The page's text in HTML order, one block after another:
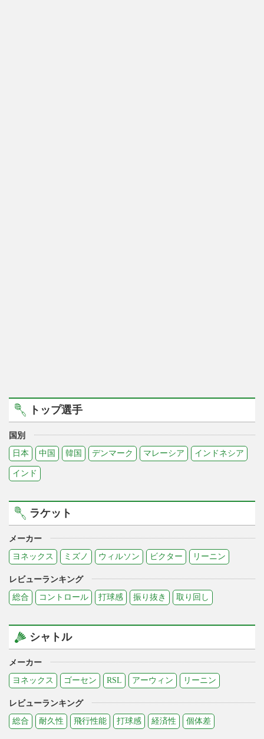
トップ選手
国別
日本
中国 韓国 デンマーク マレーシア インドネシア
インド
ラケット
メーカー
ヨネックス
ミズノ ウィルソン ビクター リーニン
レビューランキング
総合
コントロール 打球感 振り抜き 取り回し
シャトル
メーカー
ヨネックス
ゴーセン RSL アーウィン リーニン
レビューランキング
総合
耐久性 飛行性能 打球感 経済性 個体差